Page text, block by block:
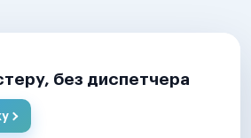
без диспетчера